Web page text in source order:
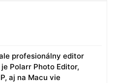
profesionálny editor
Polarr Photo Editor,
aj na Macu vie